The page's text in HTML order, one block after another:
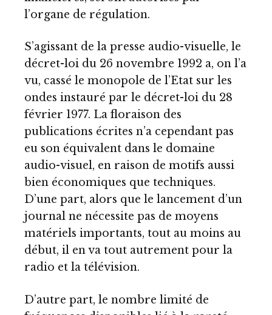
l’organe de régulation.
S’agissant de la presse audio-visuelle, le
décret-loi du 26 novembre 1992 a, on l’a
vu, cassé le monopole de l’Etat sur les
ondes instauré par le décret-loi du 28
février 1977. La floraison des
publications écrites n’a cependant pas
eu son équivalent dans le domaine
audio-visuel, en raison de motifs aussi
bien économiques que techniques.
D’une part, alors que le lancement d’un
journal ne nécessite pas de moyens
matériels importants, tout au moins au
début, il en va tout autrement pour la
radio et la télévision.
D’autre part, le nombre limité de